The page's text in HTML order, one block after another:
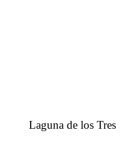
Laguna de los Tres